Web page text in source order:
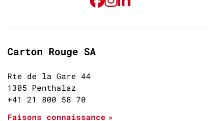
Carton Rouge SA
Rte de la Gare 44
1305 Penthalaz
+41 21 800 58 70
Faisons connaissance